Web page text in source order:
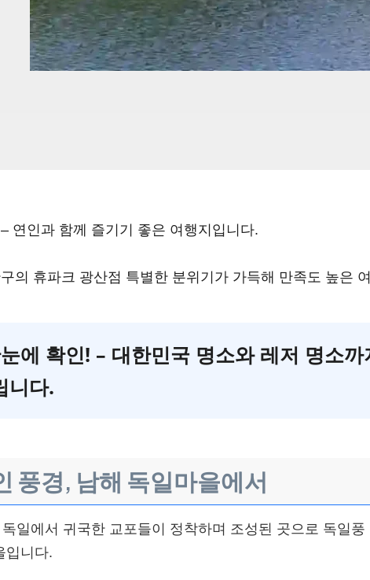
연인과 함께 즐기기 좋은 여행지입니다.
의 휴파크 광산점 특별한 분위기가 가득해 만족도 높은
에 확인! – 대한민국 명소와 레저 명소까
니다.
풍경, 남해 독일마을에서
일에서 귀국한 교포들이 정착하며 조성된 곳으로 독일
입니다.